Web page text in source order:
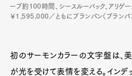
ーブ約100時間、シースルーバック、アリゲ
￥1,595,000／ともにブランパン（ブランパ
初のサーモンカラーの文字盤は、
が光を受けて表情を変える。インデ